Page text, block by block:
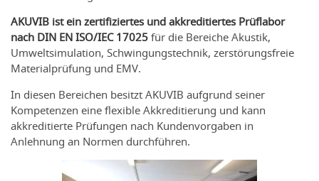
AKUVIB ist ein zertifiziertes und akkreditiertes Prüflabor
nach DIN EN ISO/IEC 17025 für die Bereiche Akustik,
Umweltsimulation, Schwingungstechnik, zerstörungsfreie
Materialprüfung und EMV.
In diesen Bereichen besitzt AKUVIB aufgrund seiner
Kompetenzen eine flexible Akkreditierung und kann
akkreditierte Prüfungen nach Kundenvorgaben in
Anlehnung an Normen durchführen.